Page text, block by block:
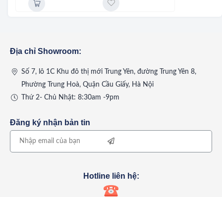
Hotline liên hệ:
Địa chỉ Showroom:
Số 7, lô 1C Khu đô thị mới Trung Yên, đường Trung Yên 8,
Phường Trung Hoà, Quận Cầu Giấy, Hà Nội
Thứ 2- Chủ Nhật: 8:30am -9pm
Đăng ký nhận bản tin